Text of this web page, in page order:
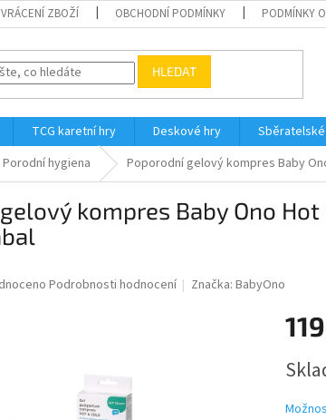
ZBOŽÍ OBCHODNÍ PODMÍNKY PODMÍNKY
HLEDAT
TCG karetní hry Deskové hry
Porodní hygiena Poporodní gelový kompres Baby
kompres Baby Ono
Podrobnosti hodnocení Značka:BabyOno
cena: